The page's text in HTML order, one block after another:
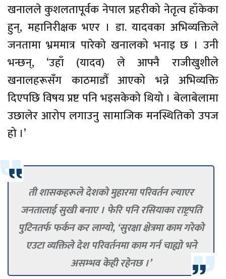
खनालले कुशलतापूर्वक नेपाल प्रहरीको नेतृत्व हाँकेका
हुन्, महानिरीक्षक भएर । डा. यादवका अभिव्यक्तिले
जनतामा भ्रममात्र पारेको खनालको भनाइ छ । उनी
भन्छन्, ‘उहाँ (यादव) ले आफ्नै राजीखुशीले
खनालहरूसँग काठमाडौँ आएको भन्ने अभिव्यक्ति
दिएपछि विषय प्रष्ट पनि भइसकेको थियो । बेलाबेलामा
उछालेर आरोप लगाउनु सामाजिक मनस्थितिको उपज
हो ।’
ती शासकहरूले देशको मुहारमा परिवर्तन ल्याएर
जनतालाई सुखी बनाए । फेरि पनि रसियाका राष्ट्रपति
पुटिनतर्फ फर्कन कर लाग्यो, ‘सुरक्षा क्षेत्रमा काम गरेको
एउटा व्यक्तिले देश परिवर्तनमा काम गर्न चाह्यो भने
असम्भव केही रहेनछ ।’